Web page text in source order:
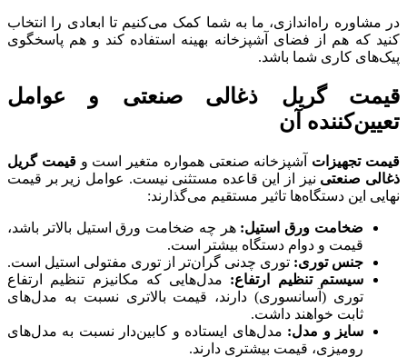
در مشاوره راه‌اندازی، ما به شما کمک می‌کنیم تا ابعادی را انتخاب
کنید که هم از فضای آشپزخانه بهینه استفاده کند و هم پاسخگوی
پیک‌های کاری شما باشد.
قیمت گریل ذغالی صنعتی و عوامل
تعیین‌کننده آن
قیمت تجهیزات آشپزخانه صنعتی همواره متغیر است وقیمت گریل
ذغالی صنعتی نیز از این قاعده مستثنی نیست. عوامل زیر بر قیمت
نهایی این دستگاه‌ها تاثیر مستقیم می‌گذارند:
ضخامت ورق استیل: هر چه ضخامت ورق استیل بالاتر باشد،
قیمت و دوام دستگاه بیشتر است.
جنس توری: توری چدنی گران‌تر از توری مفتولی استیل است.
سیستم تنظیم ارتفاع: مدل‌هایی که مکانیزم تنظیم ارتفاع
توری (آسانسوری) دارند، قیمت بالاتری نسبت به مدل‌های
ثابت خواهند داشت.
سایز و مدل: مدل‌های ایستاده و کابین‌دار نسبت به مدل‌های
رومیزی، قیمت بیشتری دارند.